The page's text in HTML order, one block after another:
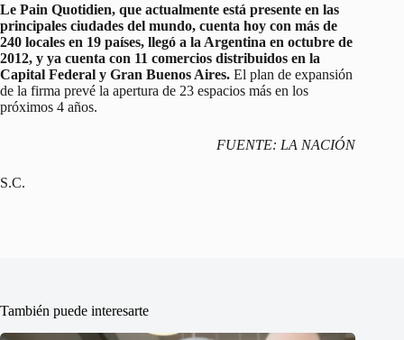
Le Pain Quotidien, que actualmente está presente en las
principales ciudades del mundo, cuenta hoy con más de
240 locales en 19 países, llegó a la Argentina en octubre de
2012, y ya cuenta con 11 comercios distribuidos en la
Capital Federal y Gran Buenos Aires. El plan de expansión
de la firma prevé la apertura de 23 espacios más en los
próximos 4 años.
FUENTE: LA NACIÓN
S.C.
También puede interesarte